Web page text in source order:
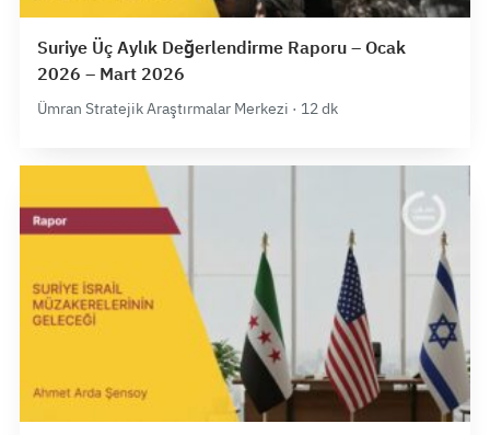
Suriye Üç Aylık Değerlendirme Raporu – Ocak
2026 – Mart 2026
Ümran Stratejik Araştırmalar Merkezi · 12 dk